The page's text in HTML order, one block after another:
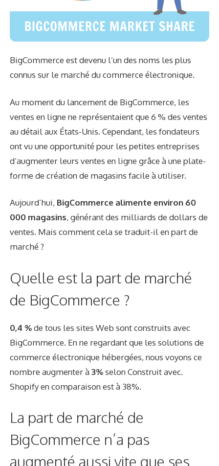
BigCommerce est devenu l’un des noms les plus
connus sur le marché du commerce électronique.
Au moment du lancement de BigCommerce, les
ventes en ligne ne représentaient que 6 % des ventes
au détail aux États-Unis. Cependant, les fondateurs
ont vu une opportunité pour les petites entreprises
d’augmenter leurs ventes en ligne grâce à une plate-
forme de création de magasins facile à utiliser.
Aujourd’hui, BigCommerce alimente environ 60
000 magasins, générant des milliards de dollars de
ventes. Mais comment cela se traduit-il en part de
marché ?
Quelle est la part de marché
de BigCommerce ?
0,4 %de tous les sites Web sont construits avec
BigCommerce. En ne regardant que les solutions de
commerce électronique hébergées, nous voyons ce
nombre augmenter à3%selonConstruit avec.
Shopify en comparaison est à 38%.
La part de marché de
BigCommerce n’a pas
augmenté aussi vite que ses